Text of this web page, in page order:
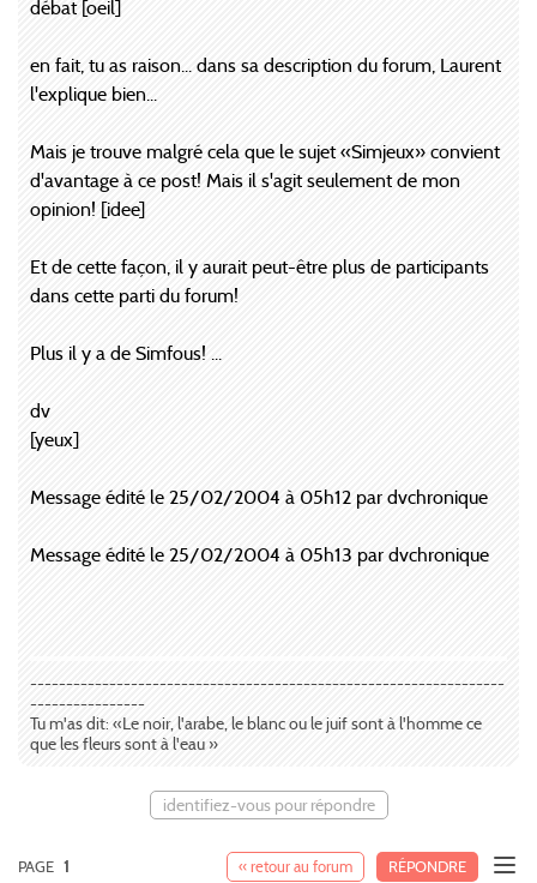
débat [oeil]
en fait, tu as raison... dans sa description du forum, Laurent
l'explique bien...
Mais je trouve malgré cela que le sujet «Simjeux» convient
d'avantage à ce post! Mais il s'agit seulement de mon
opinion! [idee]
Et de cette façon, il y aurait peut-être plus de participants
dans cette parti du forum!
Plus il y a de Simfous! ...
dv
[yeux]
Message édité le 25/02/2004 à 05h12 par dvchronique
Message édité le 25/02/2004 à 05h13 par dvchronique
------------------------------------------------------------------
----------------
Tu m'as dit: «Le noir, l'arabe, le blanc ou le juif sont à l'homme ce
que les fleurs sont à l'eau »
identifiez-vous pour répondre
« retour au forum RÉPONDRE
PAGE 1